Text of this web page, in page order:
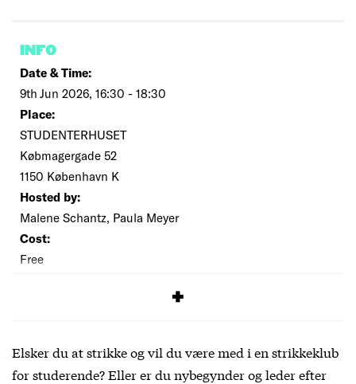
INFO
Date & Time:
9th Jun 2026, 16:30 - 18:30
Place:
STUDENTERHUSET
Købmagergade 52
1150 København K
Hosted by:
Malene Schantz, Paula Meyer
Cost:
Free
Elsker du at strikke og vil du være med i en strikkeklub
for studerende? Eller er du nybegynder og leder efter